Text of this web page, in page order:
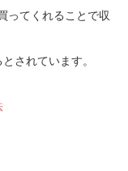
ってくれることで収
されています。